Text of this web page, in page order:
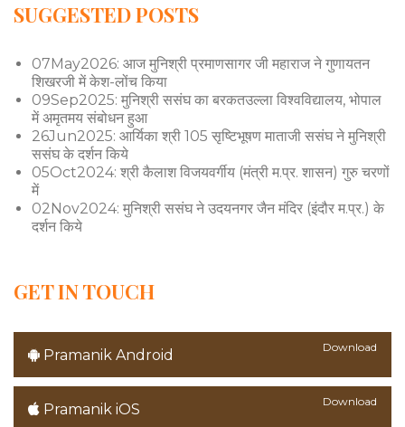
SUGGESTED POSTS
07May2026: आज मुनिश्री प्रमाणसागर जी महाराज ने गुणायतन
शिखरजी में केश-लोंच किया
09Sep2025: मुनिश्री ससंघ का बरकतउल्ला विश्वविद्यालय, भोपाल
में अमृतमय संबोधन हुआ
26Jun2025: आर्यिका श्री 105 सृष्टिभूषण माताजी ससंघ ने मुनिश्री
ससंघ के दर्शन किये
05Oct2024: श्री कैलाश विजयवर्गीय (मंत्री म.प्र. शासन) गुरु चरणों
में
02Nov2024: मुनिश्री ससंघ ने उदयनगर जैन मंदिर (इंदौर म.प्र.) के
दर्शन किये
GET IN TOUCH
Pramanik Android Download
Pramanik iOS Download